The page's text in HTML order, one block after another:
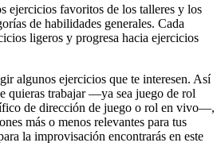
ejercicios favoritos de los talleres y los
de habilidades generales. Cada
ligeros y progresa hacia ejercicios
algunos ejercicios que te interesen. Así
quieras trabajar —ya sea juego de rol
de dirección de juego o rol en vivo—,
más o menos relevantes para tus
la improvisación encontrarás en este